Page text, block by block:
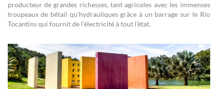
producteur de grandes richesses, tant agricoles avec les immenses
troupeaux de bétail qu’hydrauliques grâce à un barrage sur le Rio
Tocantins qui fournit de l’électricité à tout l’état.